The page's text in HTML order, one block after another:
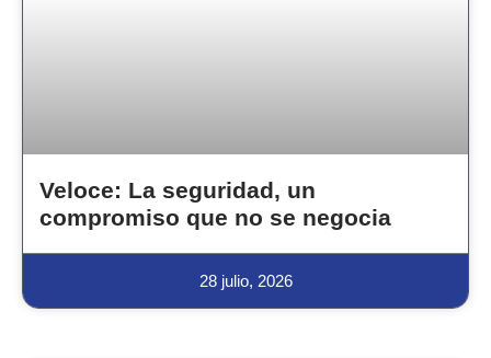
Veloce: La seguridad, un
compromiso que no se negocia
28 julio, 2026